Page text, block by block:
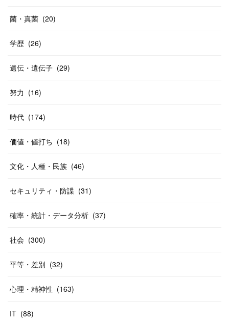
菌・真菌 (20)
学歴 (26)
遺伝・遺伝子 (29)
努力 (16)
時代 (174)
価値・値打ち (18)
文化・人種・民族 (46)
セキュリティ・防諜 (31)
確率・統計・データ分析 (37)
社会 (300)
平等・差別 (32)
心理・精神性 (163)
IT (88)